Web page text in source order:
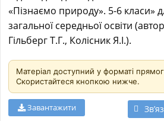
«Пізнаємо природу». 5-6 класи»
загальної середньої освіти
Гільберг Т.Г., Колісник Я.І.).
Матеріал доступний у форматі
Скористайтеся кнопкою нижче.
Завантажити